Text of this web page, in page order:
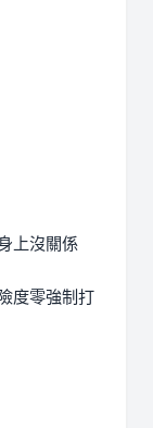
上沒關係
度零強制打